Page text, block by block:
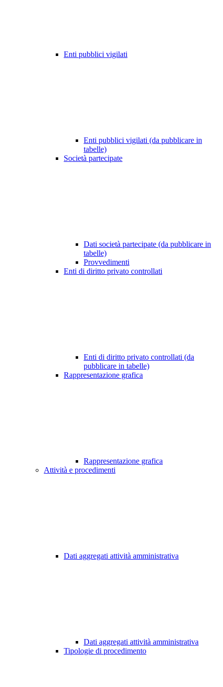
Enti pubblici vigilati
Enti pubblici vigilati (da pubblicare in
tabelle)
Società partecipate
Dati società partecipate (da pubblicare in
tabelle)
Provvedimenti
Enti di diritto privato controllati
Enti di diritto privato controllati (da
pubblicare in tabelle)
Rappresentazione grafica
Rappresentazione grafica
Attività e procedimenti
Dati aggregati attività amministrativa
Dati aggregati attività amministrativa
Tipologie di procedimento